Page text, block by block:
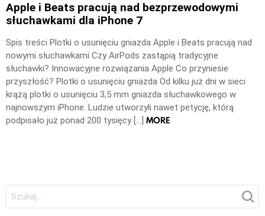
Apple i Beats pracują nad bezprzewodowymi
słuchawkami dla iPhone 7
Spis treści Plotki o usunięciu gniazda Apple i Beats pracują nad
nowymi słuchawkami Czy AirPods zastąpią tradycyjne
słuchawki? Innowacyjne rozwiązania Apple Co przyniesie
przyszłość? Plotki o usunięciu gniazda Od kilku już dni w sieci
krążą plotki o usunięciu 3,5 mm gniazda słuchawkowego w
najnowszym iPhone. Ludzie utworzyli nawet petycję, którą
podpisało już ponad 200 tysięcy […] MORE
Szukaj: